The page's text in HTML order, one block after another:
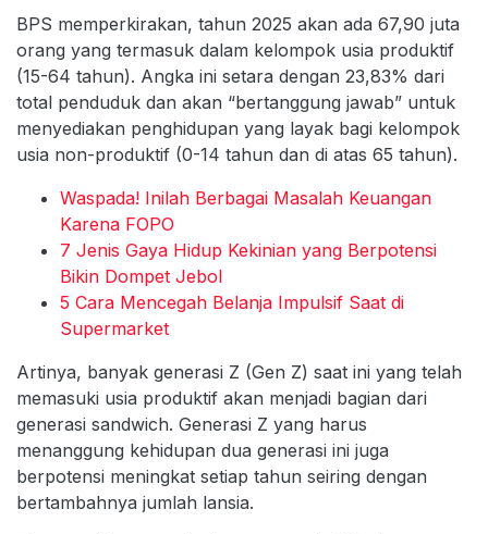
BPS memperkirakan, tahun 2025 akan ada 67,90 juta
orang yang termasuk dalam kelompok usia produktif
(15-64 tahun). Angka ini setara dengan 23,83% dari
total penduduk dan akan “bertanggung jawab” untuk
menyediakan penghidupan yang layak bagi kelompok
usia non-produktif (0-14 tahun dan di atas 65 tahun).
Waspada! Inilah Berbagai Masalah Keuangan
Karena FOPO
7 Jenis Gaya Hidup Kekinian yang Berpotensi
Bikin Dompet Jebol
5 Cara Mencegah Belanja Impulsif Saat di
Supermarket
Artinya, banyak generasi Z (Gen Z) saat ini yang telah
memasuki usia produktif akan menjadi bagian dari
generasi sandwich. Generasi Z yang harus
menanggung kehidupan dua generasi ini juga
berpotensi meningkat setiap tahun seiring dengan
bertambahnya jumlah lansia.